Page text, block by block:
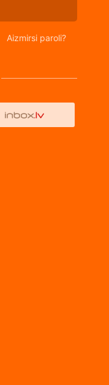
Aizmirsi paroli?